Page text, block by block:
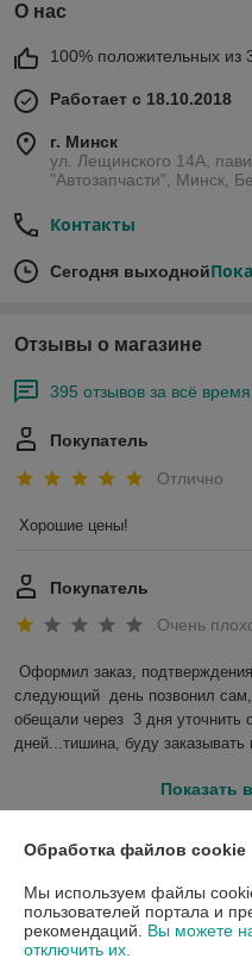
О нас
100% положительных из
Работает с 18.10.2018
г. Минск
ул. Лещинского 14А,
"Автозапчасти", Минск,
Контакты
Сегодня выходной
Отзывы о магазине
395 отзывов за всё время
Покупатель
Отлично
Хорошие цены!
Покупатель
Очень
Оформил заказ,
следующий  день позвонил сам,
обещали через  3 дня уточнить
дней...тишина, буду заказывать
Показать
Контакты
Обработка файлов cookie
Мы используем файлы
пользователей портала и
рекомендаций. Вы можете
отключить их.